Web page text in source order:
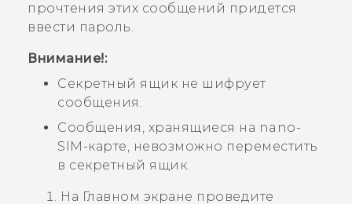
прочтения этих сообщений придется
ввести пароль.
Внимание!:
Секретный ящик не шифрует
сообщения.
Сообщения, хранящиеся на nano-
SIM -карте, невозможно переместить
в секретный ящик.
На Главном экране проведите